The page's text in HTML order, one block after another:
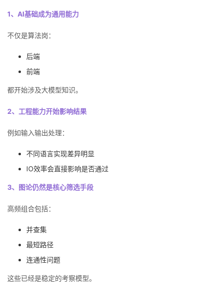
1、AI基础成为通用能力
不仅是算法岗：
后端
前端
都开始涉及大模型知识。
2、工程能力开始影响结果
例如输入输出处理：
不同语言实现差异明显
IO效率会直接影响是否通过
3、图论仍然是核心筛选手段
高频组合包括：
并查集
最短路径
连通性问题
这些已经是稳定的考察模型。